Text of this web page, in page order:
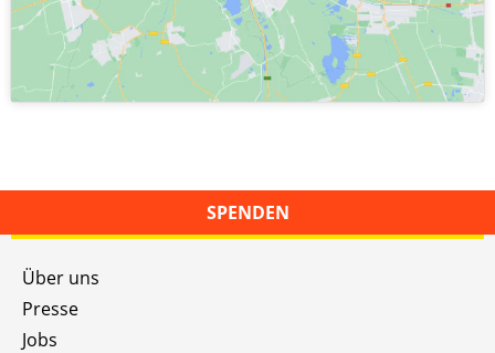
SPENDEN
Über uns
Presse
Jobs